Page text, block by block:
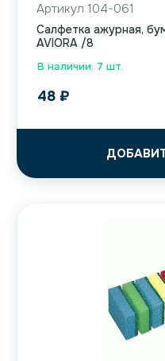
В наличии: 7 шт.
Артикул 104-061
Салфетка ажурная,
AVIORA /8
48 ₽